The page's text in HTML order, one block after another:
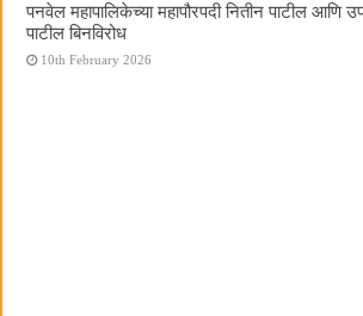
पनवेल महापालिकेच्या महापौरपदी नितीन पाटील आणि
पाटील बिनविरोध
10th February 2026